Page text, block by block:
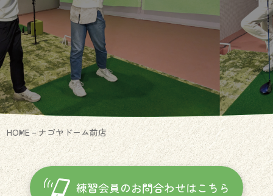
HOME ナゴヤドーム前店
練習会員のお問合わせはこちら